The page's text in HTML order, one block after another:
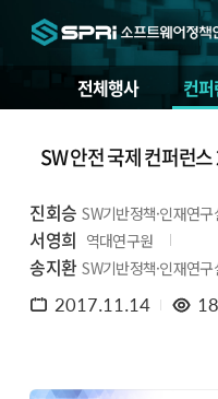
전체행사 컨
SW 안전 국제 컨퍼런스
진회승 SW기반정책·인재연
서영희 역대연구원
송지환 SW기반정책·인재연
2017.11.14